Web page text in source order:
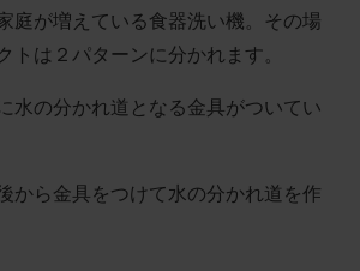
庭が増えている食器洗い機。その場
トは２パターンに分かれます。
水の分かれ道となる金具がついてい
から金具をつけて水の分かれ道を作